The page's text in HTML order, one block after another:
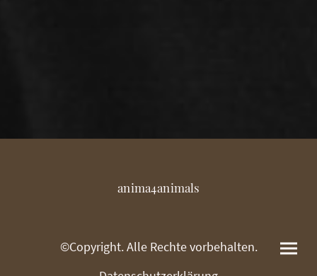
anima4animals
©Copyright. Alle Rechte vorbehalten.